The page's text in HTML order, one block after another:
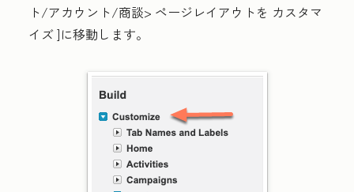
ト/アカウント/商談> ページレイアウトを カスタマ
イズ]に移動します。